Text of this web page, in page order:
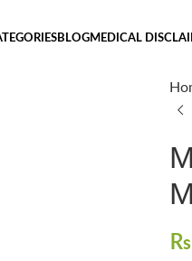
BLOGMEDICAL
₨